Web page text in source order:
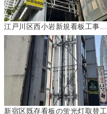
江戸川区西小岩新規看板工事...
新宿区既存看板の蛍光灯取替工